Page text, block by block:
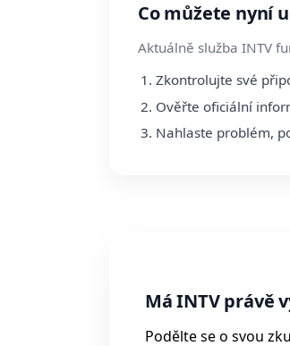
Co můžete nyní
Aktuálně služba INTV
Zkontrolujte své
Ověřte oficiální
Nahlaste problém,
Má INTV právě
Podělte se o svou